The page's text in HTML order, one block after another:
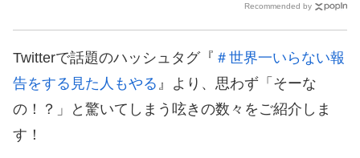
Recommended by
Twitterで話題のハッシュタグ『 ＃世界一いらない報
告をする見た人もやる 』より、思わず「そーな
の！？」と驚いてしまう呟きの数々をご紹介しま
す！